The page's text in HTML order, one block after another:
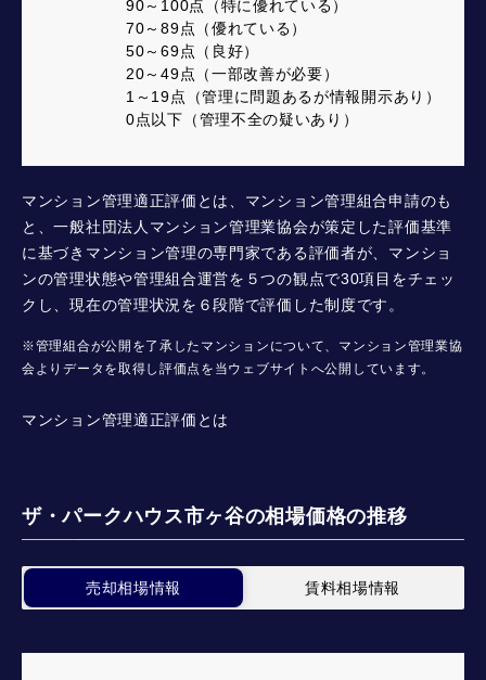
90～100点（特に優れている）
70～89点（優れている）
50～69点（良好）
20～49点（一部改善が必要）
1～19点（管理に問題あるが情報開示あり）
0点以下（管理不全の疑いあり）
マンション管理適正評価とは、マンション管理組合申請のも
と、一般社団法人マンション管理業協会が策定した評価基準
に基づきマンション管理の専門家である評価者が、マンショ
ンの管理状態や管理組合運営を５つの観点で30項目をチェッ
クし、現在の管理状況を６段階で評価した制度です。
※管理組合が公開を了承したマンションについて、マンション管理業協
会よりデータを取得し評価点を当ウェブサイトへ公開しています。
マンション管理適正評価とは
ザ・パークハウス市ヶ谷の相場価格の推移
売却相場情報 賃料相場情報